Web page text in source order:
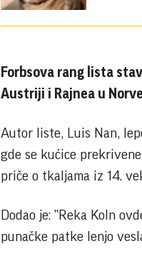
Forbsova rang lista
Austriji i Rajnea u
Autor liste, Luis Nan,
gde se kućice
priče o tkaljama iz 14.
Dodao je: "Reka Koln
punačke patke lenjo